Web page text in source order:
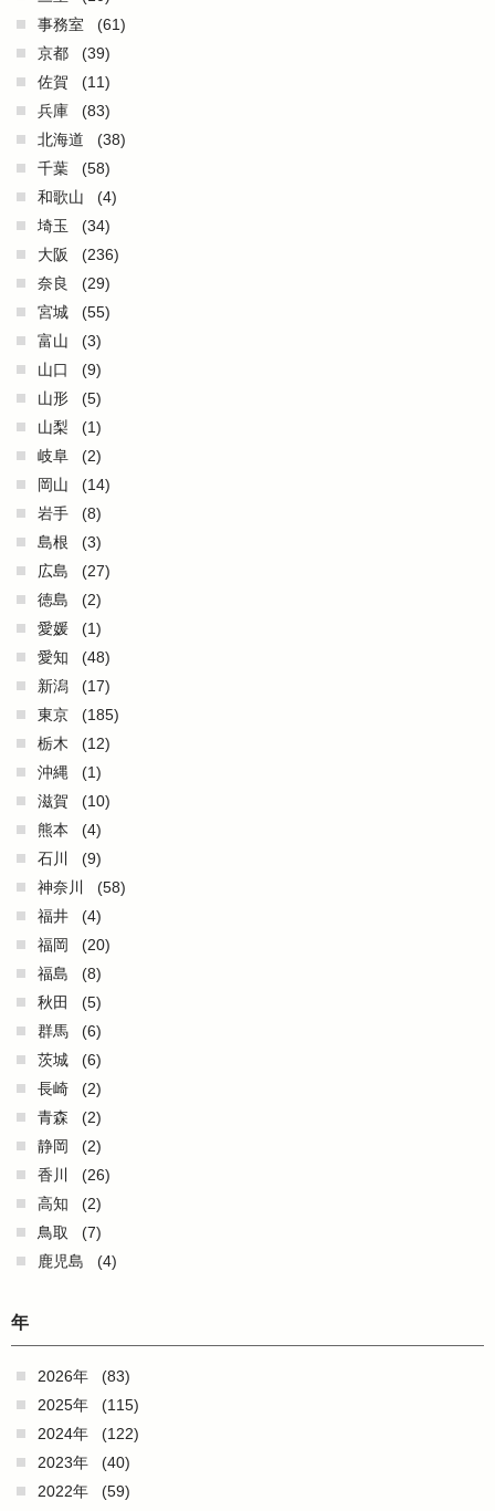
事務室
(61)
京都
(39)
佐賀
(11)
兵庫
(83)
北海道
(38)
千葉
(58)
和歌山
(4)
埼玉
(34)
大阪
(236)
奈良
(29)
宮城
(55)
富山
(3)
山口
(9)
山形
(5)
山梨
(1)
岐阜
(2)
岡山
(14)
岩手
(8)
島根
(3)
広島
(27)
徳島
(2)
愛媛
(1)
愛知
(48)
新潟
(17)
東京
(185)
栃木
(12)
沖縄
(1)
滋賀
(10)
熊本
(4)
石川
(9)
神奈川
(58)
福井
(4)
福岡
(20)
福島
(8)
秋田
(5)
群馬
(6)
茨城
(6)
長崎
(2)
青森
(2)
静岡
(2)
香川
(26)
高知
(2)
鳥取
(7)
鹿児島
(4)
年
2026年
(83)
2025年
(115)
2024年
(122)
2023年
(40)
2022年
(59)